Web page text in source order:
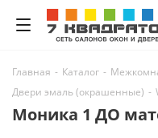
Главная - Каталог -
Двери эмаль (окрашенные) -
Моника 1 ДО